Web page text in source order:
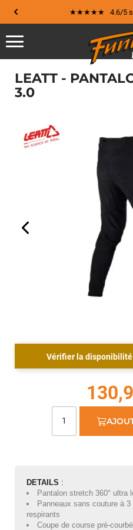
★★★★★ 4.6/5 sur
LEATT -
3.0
DETAILS :
Pantalon stretch 360° ultra
Panneaux sans couture à
respirants
Coupe de course pré-
Vérifier la disponibilité
Jean-Marc TAMAYO
J'ai acheté un Mondraker
Garde en octobre 2024 et,